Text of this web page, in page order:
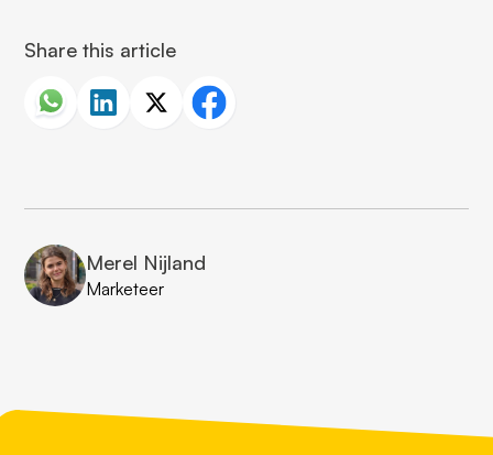
Share this article
Merel Nijland
Marketeer